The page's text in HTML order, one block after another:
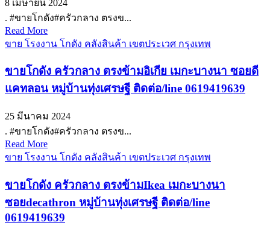
8 เมษายน 2024
. #ขายโกดัง#ครัวกลาง ตรงข...
Read More
ขาย โรงงาน โกดัง คลังสินค้า เขตประเวศ กรุงเทพ
ขายโกดัง ครัวกลาง ตรงข้ามอิเกีย เมกะบางนา ซอยดี
แคทลอน หมู่บ้านทุ่งเศรษฐี ติดต่อ/line 0619419639
25 มีนาคม 2024
. #ขายโกดัง#ครัวกลาง ตรงข...
Read More
ขาย โรงงาน โกดัง คลังสินค้า เขตประเวศ กรุงเทพ
ขายโกดัง ครัวกลาง ตรงข้ามIkea เมกะบางนา
ซอยdecathron หมู่บ้านทุ่งเศรษฐี ติดต่อ/line
0619419639